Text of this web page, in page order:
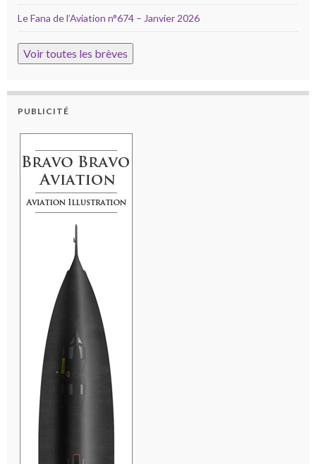
Le Fana de l’Aviation n°674 – Janvier 2026
Voir toutes les brèves
PUBLICITÉ